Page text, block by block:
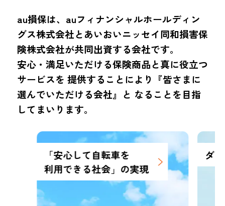
au損保は、auフィナンシャルホールディン
グス株式会社とあいおいニッセイ同和損害保
険株式会社が共同出資する会社です。
安心・満足いただける保険商品と真に役立つ
サービスを 提供することにより『皆さまに
選んでいただける会社』と なることを目指
してまいります。
「安心して自転車を
利用できる社会」の実現
ダ